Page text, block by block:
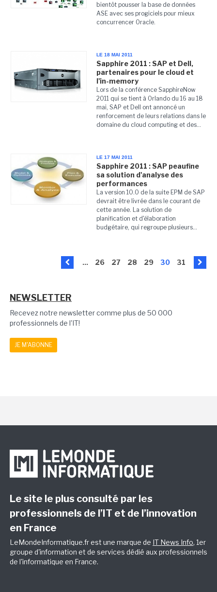
bientôt pousser la base de données
ASE avec ses progiciels pour mieux
concurrencer Oracle.
LE 18 MAI 2011
Sapphire 2011 : SAP et Dell,
partenaires pour le cloud et
l'in-memory
Lors de la conférence SapphireNow
2011 qui se tient à Orlando du 16 au 18
mai, SAP et Dell ont annoncé un
renforcement de leurs relations dans le
domaine du cloud computing et des...
LE 17 MAI 2011
Sapphire 2011 : SAP peaufine
sa solution d'analyse des
performances
La version 10.0 de la suite EPM de SAP
devrait être livrée dans le courant de
cette année. La solution de
planification et d'élaboration
budgétaire, qui regroupe plusieurs...
... 26 27 28 29 30 31
NEWSLETTER
Recevez notre newsletter comme plus de 50 000
professionnels de l'IT!
JE M'ABONNE
Le site le plus consulté par les
professionnels de l’IT et de l’innovation
en France
LeMondeInformatique.fr est une marque de IT News Info, 1er
groupe d'information et de services dédié aux professionnels
de l'informatique en France.